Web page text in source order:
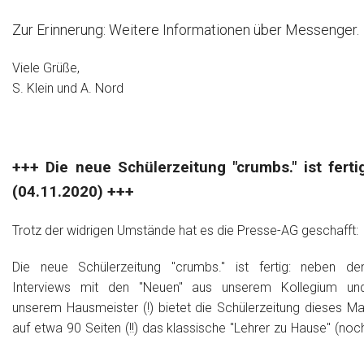
Zur Erinnerung: Weitere Informationen über Messenger.
Viele Grüße,
S. Klein und A. Nord
+++ Die neue Schülerzeitung "crumbs." ist
(04.11.2020) +++
Trotz der widrigen Umstände hat es die Presse-AG geschafft:
Die neue Schülerzeitung "crumbs." ist fertig: neben
Interviews mit den "Neuen" aus unserem Kollegium
unserem Hausmeister (!) bietet die Schülerzeitung dieses
auf etwa 90 Seiten (!!) das klassische "Lehrer zu Hause"